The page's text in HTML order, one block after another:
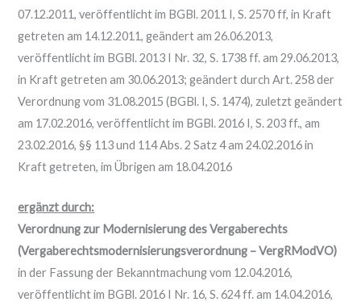
07.12.2011, veröffentlicht im BGBl. 2011 I, S. 2570 ff, in Kraft
getreten am 14.12.2011, geändert am 26.06.2013,
veröffentlicht im BGBl. 2013 I Nr. 32, S. 1738 ff. am 29.06.2013,
in Kraft getreten am 30.06.2013; geändert durch Art. 258 der
Verordnung vom 31.08.2015 (BGBl. I, S. 1474), zuletzt geändert
am 17.02.2016, veröffentlicht im BGBl. 2016 I, S. 203 ff., am
23.02.2016, §§ 113 und 114 Abs. 2 Satz 4 am 24.02.2016 in
Kraft getreten, im Übrigen am 18.04.2016
ergänzt durch:
Verordnung zur Modernisierung des Vergaberechts
(Vergaberechtsmodernisierungsverordnung – VergRModVO)
in der Fassung der Bekanntmachung vom 12.04.2016,
veröffentlicht im BGBl. 2016 I Nr. 16, S. 624 ff. am 14.04.2016,